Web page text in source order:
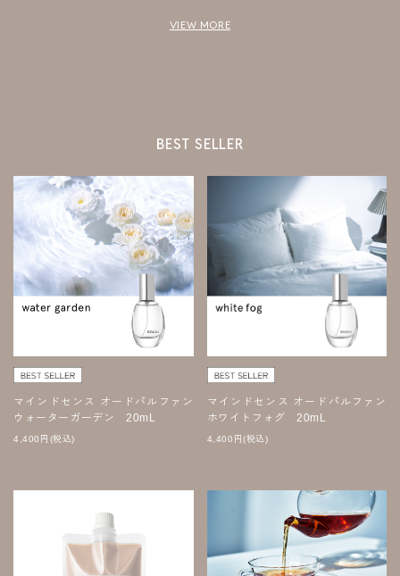
VIEW MORE
BEST SELLER
マインドセンス オードパルファン
ウォーターガーデン 20mL
4,400 円 (税込)
マインドセンス オードパルファン
ホワイトフォグ 20mL
4,400 円(税込)